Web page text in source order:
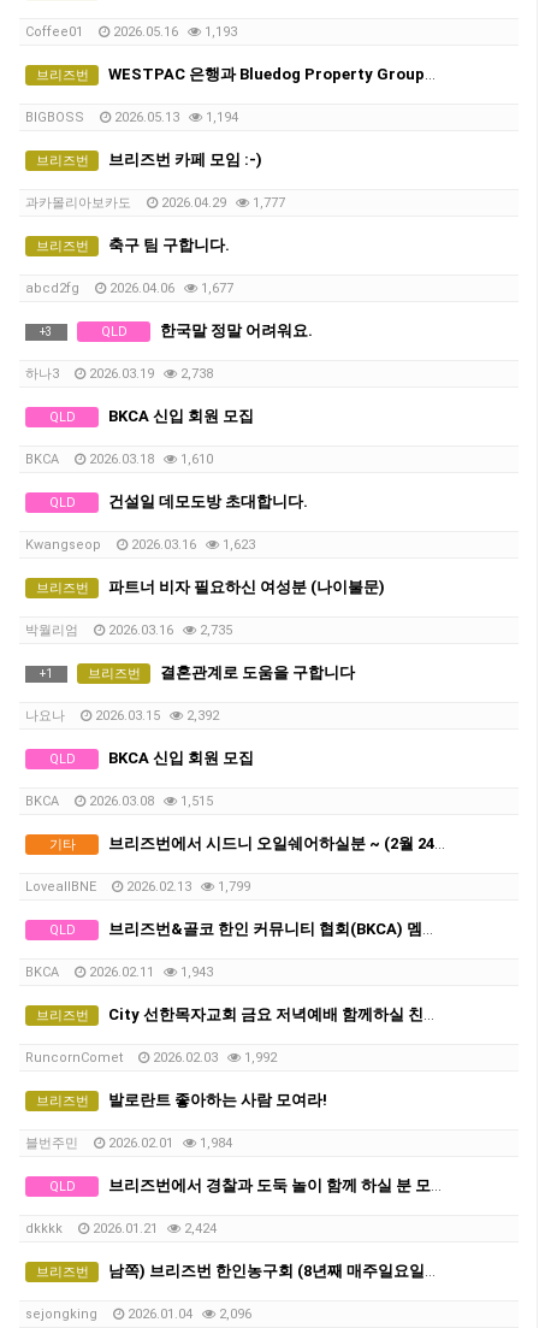
Coffee01 2026.05.16 1,193
브리즈번 WESTPAC 은행과 Bluedog Property Group이 함께 무료 커피 & 부동산 토크 행사(5월21일, 목)
BIGBOSS 2026.05.13 1,194
브리즈번 브리즈번 카페 모임 :-)
과카몰리아보카도 2026.04.29 1,777
브리즈번 축구 팀 구합니다.
abcd2fg 2026.04.06 1,677
+3 QLD 한국말 정말 어려워요.
하나3 2026.03.19 2,738
QLD BKCA 신입 회원 모집
BKCA 2026.03.18 1,610
QLD 건설일 데모도방 초대합니다.
Kwangseop 2026.03.16 1,623
브리즈번 파트너 비자 필요하신 여성분 (나이불문)
박월리엄 2026.03.16 2,735
+1 브리즈번 결혼관계로 도움을 구합니다
나요나 2026.03.15 2,392
QLD BKCA 신입 회원 모집
BKCA 2026.03.08 1,515
기타 브리즈번에서 시드니 오일쉐어하실분 ~ (2월 24-26일 사이 출발)
LoveallBNE 2026.02.13 1,799
QLD 브리즈번&골코 한인 커뮤니티 협회(BKCA) 멤버 모집
BKCA 2026.02.11 1,943
브리즈번 City 선한목자교회 금요 저녁예배 함께하실 친구분 가족분 기다립니다^^
RuncornComet 2026.02.03 1,992
브리즈번 발로란트 좋아하는 사람 모여라!
블번주민 2026.02.01 1,984
QLD 브리즈번에서 경찰과 도둑 놀이 함께 하실 분 모집합니다!!
dkkkk 2026.01.21 2,424
브리즈번 남쪽) 브리즈번 한인농구회 (8년째 매주일요일오전)
sejongking 2026.01.04 2,096